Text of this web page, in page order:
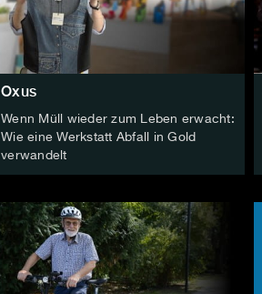
Oxus
Wenn Müll wieder zum Leben erwacht:
Wie eine Werkstatt Abfall in Gold
verwandelt